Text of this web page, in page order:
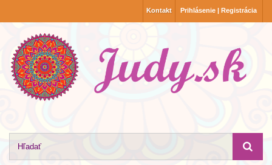
Prihlásenie | Registrácia
Kontakt